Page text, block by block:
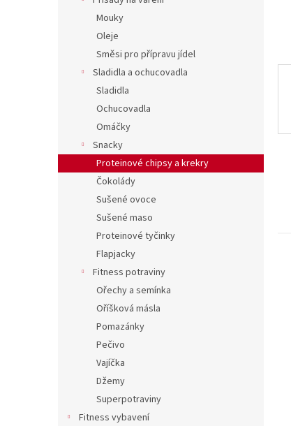
Mouky
Oleje
Směsi pro přípravu jídel
Sladidla a ochucovadla
Sladidla
Ochucovadla
Omáčky
Snacky
Proteinové chipsy a krekry
Čokolády
Sušené ovoce
Sušené maso
Proteinové tyčinky
Flapjacky
Fitness potraviny
Ořechy a semínka
Oříšková másla
Pomazánky
Pečivo
Vajíčka
Džemy
Superpotraviny
Fitness vybavení